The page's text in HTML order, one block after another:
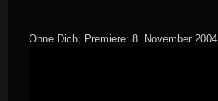
Ohne Dich; Premiere: 8. November 2004